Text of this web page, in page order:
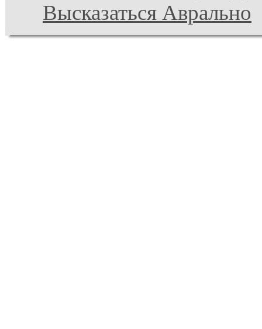
Высказаться Аврально